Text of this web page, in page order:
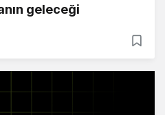
geleceği